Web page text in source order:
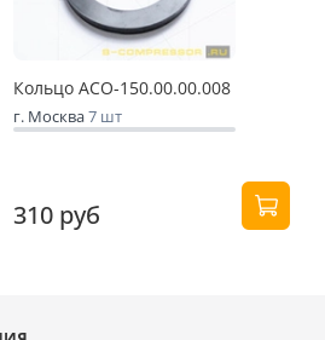
Кольцо АСО-150.00.00.008
г. Москва7 шт
310 руб